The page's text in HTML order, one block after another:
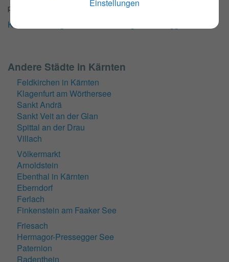
Einstellungen
pro Kopf).
KFZ-Zulassungsstellen für Hermagor-Pressegger See
Andere Städte in Kärnten
Feldkirchen in Kärnten
Klagenfurt am Wörthersee
Sankt Andrä
Sankt Veit an der Glan
Spittal an der Drau
Villach
Völkermarkt
Arnoldstein
Ebenthal in Kärnten
Eberndorf
Ferlach
Finkenstein am Faaker See
Friesach
Hermagor-Pressegger See
Paternion
Radenthein